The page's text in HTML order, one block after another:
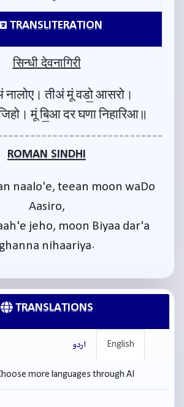
TRANSLITERATION
सिन्धी देवनागिरी
नालोए। तीअं मूं वडो॒ आसरो।
मूं बि॒आ दर घणा निहारिआ॥
ROMAN SINDHI
naalo'e, teean moon waDo
Aasiro,
jeho, moon Biyaa dar'a
ghanna nihaariya.
TRANSLATIONS
English اردو
more languages through AI